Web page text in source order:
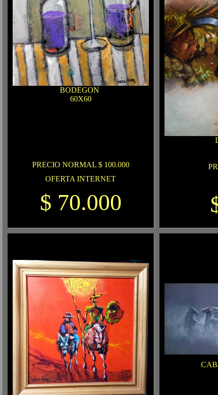
BODEGON
60X60
PRECIO NORMAL $ 100.000
OFERTA INTERNET
$ 70.000